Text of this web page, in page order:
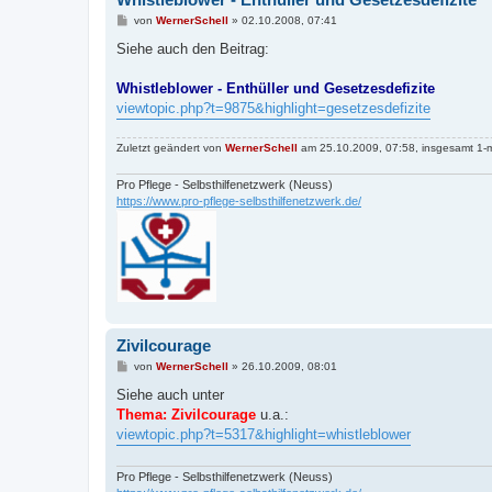
B
i
a
von WernerSchell » 02.10.2008, 07:41
Siehe auch den Beitrag:
Whistleblower - Enthüller und Gesetzesdefizite
viewtopic.php?t=9875&highlight=gesetzesdefizite
Zuletzt geändert von WernerSchell am 25.10.2009, 07:58, insgesamt 1-
Pro Pflege - Selbsthilfenetzwerk (Neuss)
https://www.pro-pflege-selbsthilfenetzwerk.de/
Zivilcourage
B
i
r
a
g
von WernerSchell » 26.10.2009, 08:01
Siehe auch unter
Thema: Zivilcourage u.a.:
viewtopic.php?t=5317&highlight=whistleblower
Pro Pflege - Selbsthilfenetzwerk (Neuss)